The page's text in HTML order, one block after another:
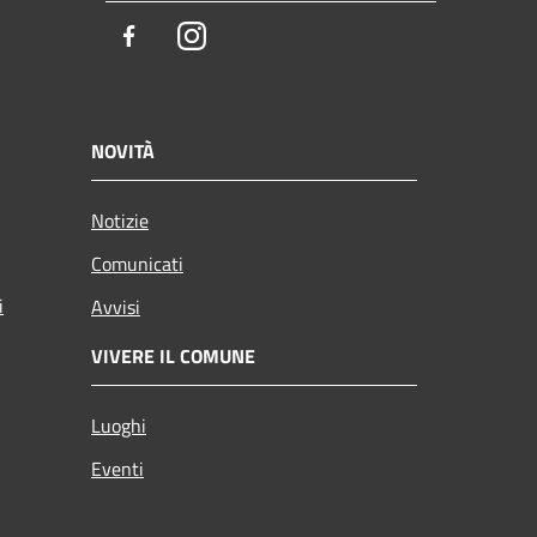
FacebookInstagram
NOVITÀ
Notizie
Comunicati
Avvisi
VIVERE IL COMUNE
Luoghi
Eventi